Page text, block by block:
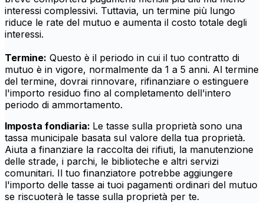
interessi complessivi. Tuttavia, un termine più lungo
riduce le rate del mutuo e aumenta il costo totale degli
interessi.
Termine: Questo è il periodo in cui il tuo contratto di
mutuo è in vigore, normalmente da 1 a 5 anni. Al termine
del termine, dovrai rinnovare, rifinanziare o estinguere
l'importo residuo fino al completamento dell'intero
periodo di ammortamento.
Imposta fondiaria: Le tasse sulla proprietà sono una
tassa municipale basata sul valore della tua proprietà.
Aiuta a finanziare la raccolta dei rifiuti, la manutenzione
delle strade, i parchi, le biblioteche e altri servizi
comunitari. Il tuo finanziatore potrebbe aggiungere
l'importo delle tasse ai tuoi pagamenti ordinari del mutuo
se riscuoterà le tasse sulla proprietà per te.